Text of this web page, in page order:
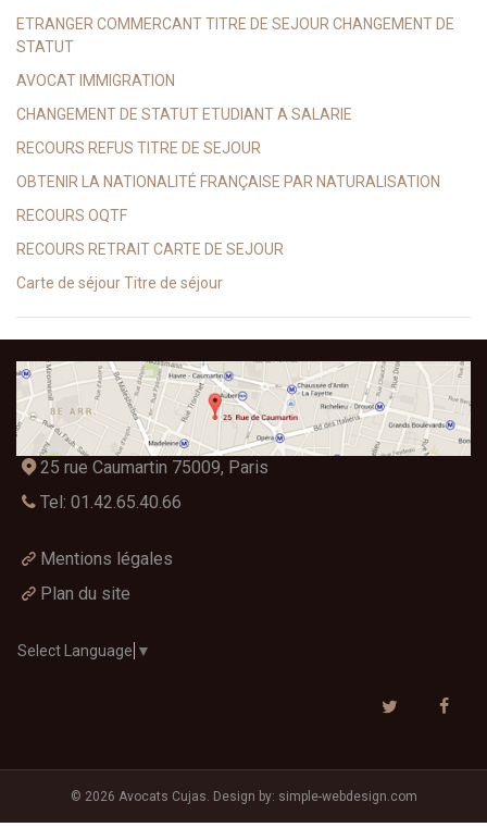
ETRANGER COMMERCANT TITRE DE SEJOUR CHANGEMENT DE
STATUT
AVOCAT IMMIGRATION
CHANGEMENT DE STATUT ETUDIANT A SALARIE
RECOURS REFUS TITRE DE SEJOUR
OBTENIR LA NATIONALITÉ FRANÇAISE PAR NATURALISATION
RECOURS OQTF
RECOURS RETRAIT CARTE DE SEJOUR
Carte de séjour Titre de séjour
25 rue Caumartin 75009, Paris
Tel: 01.42.65.40.66
Mentions légales
Plan du site
Select Language ▼
© 2026 Avocats Cujas. Design by: simple-webdesign.com